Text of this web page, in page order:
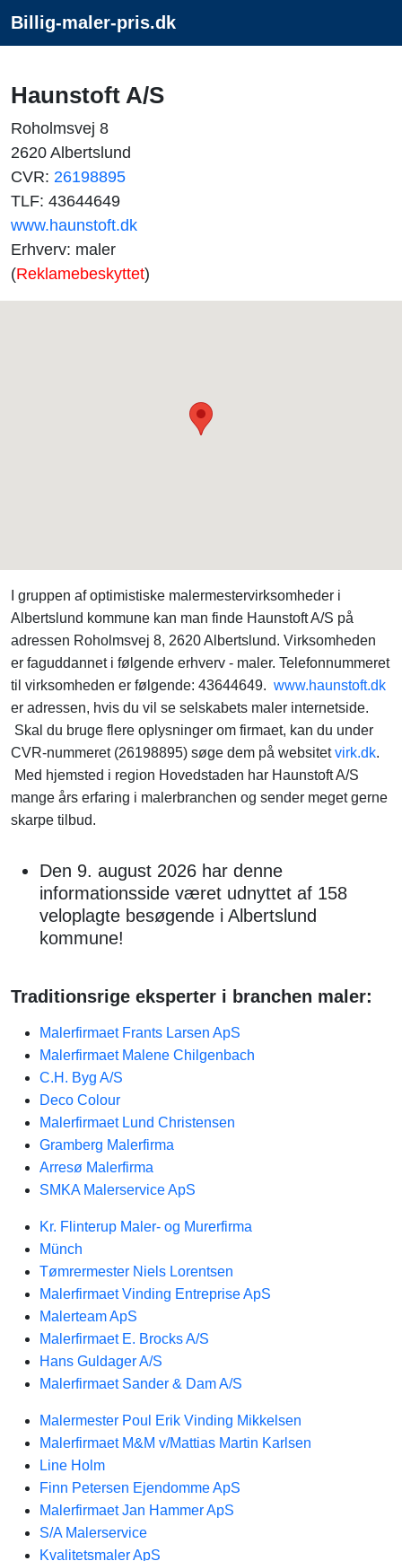
Billig-maler-pris.dk
Haunstoft A/S
Roholmsvej 8
2620 Albertslund
CVR: 26198895
TLF: 43644649
www.haunstoft.dk
Erhverv: maler
(Reklamebeskyttet)
I gruppen af optimistiske malermestervirksomheder i
Albertslund kommune kan man finde Haunstoft A/S på
adressen Roholmsvej 8, 2620 Albertslund. Virksomheden
er faguddannet i følgende erhverv - maler. Telefonnummeret
til virksomheden er følgende: 43644649. www.haunstoft.dk
er adressen, hvis du vil se selskabets maler internetside.
Skal du bruge flere oplysninger om firmaet, kan du under
CVR-nummeret (26198895) søge dem på websitetvirk.dk.
Med hjemsted i region Hovedstaden har Haunstoft A/S
mange års erfaring i malerbranchen og sender meget gerne
skarpe tilbud.
Den 9. august 2026 har denne
informationsside været udnyttet af 158
veloplagte besøgende i Albertslund
kommune!
Traditionsrige eksperter i branchen maler:
Malerfirmaet Frants Larsen ApS
Malerfirmaet Malene Chilgenbach
C.H. Byg A/S
Deco Colour
Malerfirmaet Lund Christensen
Gramberg Malerfirma
Arresø Malerfirma
SMKA Malerservice ApS
Kr. Flinterup Maler- og Murerfirma
Münch
Tømrermester Niels Lorentsen
Malerfirmaet Vinding Entreprise ApS
Malerteam ApS
Malerfirmaet E. Brocks A/S
Hans Guldager A/S
Malerfirmaet Sander & Dam A/S
Malermester Poul Erik Vinding Mikkelsen
Malerfirmaet M&M v/Mattias Martin Karlsen
Line Holm
Finn Petersen Ejendomme ApS
Malerfirmaet Jan Hammer ApS
S/A Malerservice
Kvalitetsmaler ApS